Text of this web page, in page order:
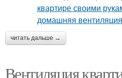
читать дальше →
Вентиляция